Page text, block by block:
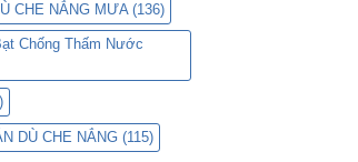
CHE NẮNG MƯA(136)
Chống Thấm Nước
DÙ CHE NẮNG(115)